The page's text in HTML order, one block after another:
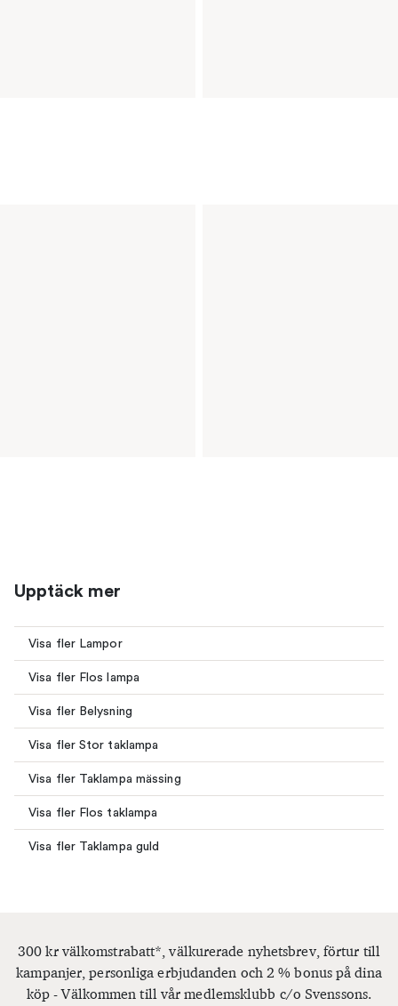
Upptäck mer
Visa fler Lampor
Visa fler Flos lampa
Visa fler Belysning
Visa fler Stor taklampa
Visa fler Taklampa mässing
Visa fler Flos taklampa
Visa fler Taklampa guld
300 kr välkomstrabatt*, välkurerade nyhetsbrev, förtur till
kampanjer, personliga erbjudanden och 2 % bonus på dina
köp - Välkommen till vår medlemsklubb c/o Svenssons.